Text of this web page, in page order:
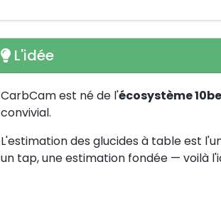
L'idée
CarbCam est né de l'écosystème 10be
convivial.
L'estimation des glucides à table est
un tap, une estimation fondée — voilà